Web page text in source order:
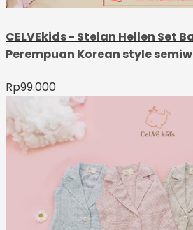
CELVEkids - Stelan Hellen Set
Perempuan Korean style
Rp99.000